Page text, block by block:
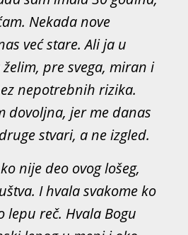
Nekada nove
već stare. Ali ja u
pre svega, miran i
nepotrebnih rizika.
dovoljna, jer me danas
stvari, a ne izgled.
nije deo ovog lošeg,
I hvala svakome ko
lepu reč. Hvala Bogu